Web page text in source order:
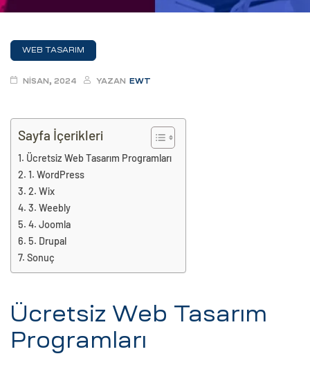
Aday
WEB TASARIM
NISAN, 2024 YAZAN EWT
Sayfa İçerikleri
Ücretsiz Web Tasarım Programları
1. WordPress
2. Wix
3. Weebly
4. Joomla
5. Drupal
Sonuç
Ücretsiz Web Tasarım
Programları